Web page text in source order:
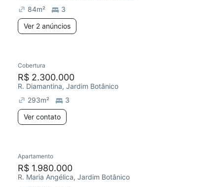
84m²
3
Ver 2 anúncios
Cobertura
R$ 2.300.000
R. Diamantina, Jardim Botânico
293m²
3
Ver contato
Apartamento
R$ 1.980.000
R. Maria Angélica, Jardim Botânico